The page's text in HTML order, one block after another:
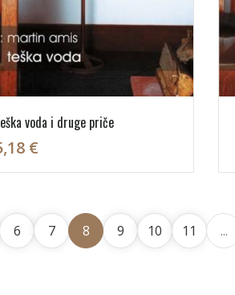
voda i druge priče
€
6 7 8 9 10 11 ...